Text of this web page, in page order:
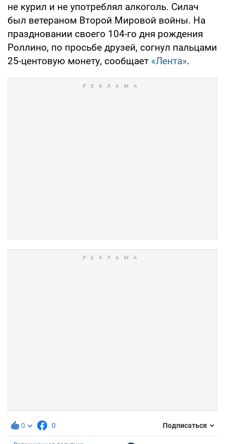
не курил и не употреблял алкоголь. Силач
был ветераном Второй Мировой войны. На
праздновании своего 104-го дня рождения
Роллино, по просьбе друзей, согнул пальцами
25-центовую монету, сообщает «Лента».
0 0 Подписаться